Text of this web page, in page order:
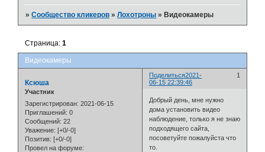
»Сообщество кликеров »Лохотроны » Видеокамеры
Видеокамеры
Страница:1
Поделиться 1
2021-
06-15 22:39:46
Ксюша
Участник
Зарегистрирован: 2021-06-15
Приглашений: 0
Сообщений: 22
Уважение: [+0/-0]
Позитив: [+0/-0]
Провел на форуме:
Добрый день, мне нужно
дома установить видео
наблюдение, только я не знаю
подходящего сайта,
посоветуйте пожалуйста что
то.